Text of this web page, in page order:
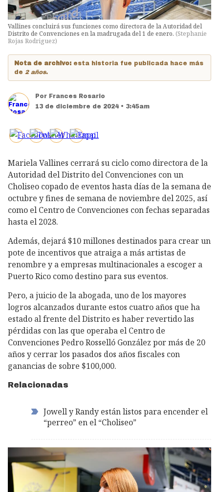
Vallines concluirá sus funciones como directora de la Autoridad del
Distrito de Convenciones en la madrugada del 1 de enero. (Stephanie
Rojas Rodriguez)
Nota de archivo: esta historia fue publicada hace más
de 2 años.
Por Frances Rosario
13 de diciembre de 2024 • 3:45am
Mariela Vallines cerrará su ciclo como directora de la
Autoridad del Distrito del Convenciones con un
Choliseo copado de eventos hasta días de la semana de
octubre y fines de semana de noviembre del 2025, así
como el Centro de Convenciones con fechas separadas
hasta el 2028.
Además, dejará $10 millones destinados para crear un
pote de incentivos que atraiga a más artistas de
renombre y a empresas multinacionales a escoger a
Puerto Rico como destino para sus eventos.
Pero, a juicio de la abogada, uno de los mayores
logros alcanzados durante estos cuatro años que ha
estado al frente del Distrito es haber revertido las
pérdidas con las que operaba el Centro de
Convenciones Pedro Rosselló González por más de 20
años y cerrar los pasados dos años fiscales con
ganancias de sobre $100,000.
Relacionadas
Jowell y Randy están listos para encender el
“perreo” en el “Choliseo”